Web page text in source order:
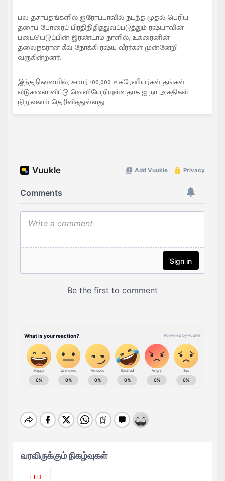
பல தசாப்தங்களில் ஐரோப்பாவில் நடந்த முதல் பெரிய
தரைப் போரைப் பிரதிநிதித்துவப்படுத்தும் ரஷ்யாவின்
படையெடுப்பின் இரண்டாம் நாளில், உக்ரைனின்
தலைநகரான கீவ் நோக்கி ரஷ்ய வீரர்கள் முன்னேறி
வருகின்றனர்.
இந்தநிலையில், சுமார் 100,000 உக்ரேனியர்கள் தங்கள்
வீடுகளை விட்டு வெளியேறியுள்ளதாக ஐ.நா அகதிகள்
நிறுவனம் தெரிவித்துள்ளது.
வரவிருக்கும் நிகழ்வுகள்
FEB
மரணம் நெருங்கும் போது, ​​அந்த நேரத்தில்